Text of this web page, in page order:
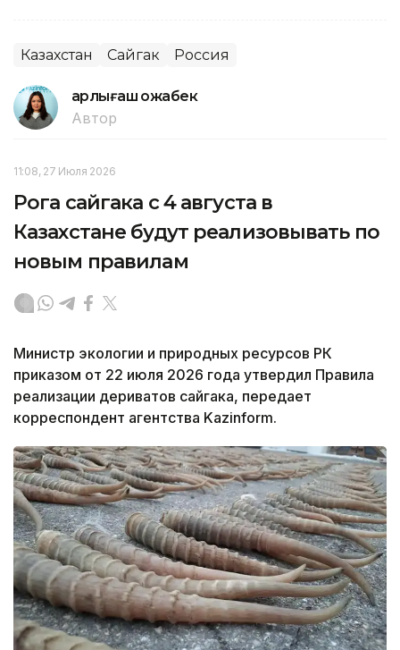
Казахстан Сайгак Россия
Қарлығаш Қожабек
Автор
11:08, 27 Июля 2026
Рога сайгака с 4 августа в
Казахстане будут реализовывать по
новым правилам
Министр экологии и природных ресурсов РК
приказом от 22 июля 2026 года утвердил Правила
реализации дериватов сайгака, передает
корреспондент агентства Kazinform.